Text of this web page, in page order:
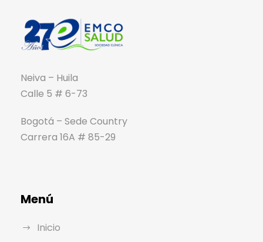
Neiva – Huila
Calle 5 # 6-73
Bogotá – Sede Country
Carrera 16A # 85-29
Menú
Inicio